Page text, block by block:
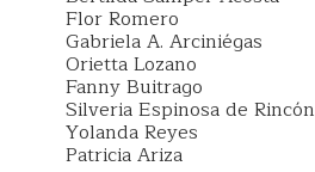
Flor Romero
Gabriela A. Arciniégas
Orietta Lozano
Fanny Buitrago
Silveria Espinosa de Rincón
Yolanda Reyes
Patricia Ariza